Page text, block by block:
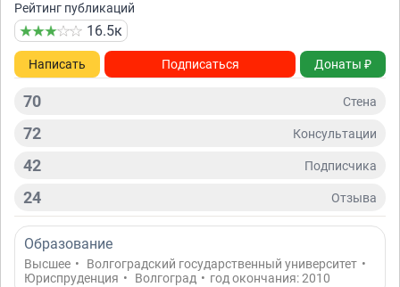
Рейтинг публикаций
16.5к
Написать Подписаться Донаты ₽
70 Стена
72 Консультации
42 Подписчикa
24 Отзывa
Образование
Высшее • Волгоградский государственный университет •
Юриспруденция • Волгоград • год окончания: 2010